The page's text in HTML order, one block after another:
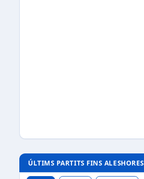
ÚLTIMS PARTITS FINS ALESHORES